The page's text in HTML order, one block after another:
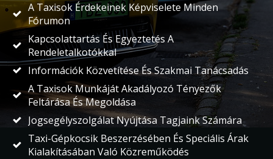
A Taxisok Érdekeinek Képviselete Minden
Fórumon
Kapcsolattartás És Egyeztetés A
Rendeletalkotókkal
Információk Közvetítése És Szakmai Tanácsadás
A Taxisok Munkáját Akadályozó Tényezők
Feltárása És Megoldása
Jogsegélyszolgálat Nyújtása Tagjaink Számára
Taxi-Gépkocsik Beszerzésében És Speciális Árak
Kialakításában Való Közreműködés